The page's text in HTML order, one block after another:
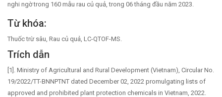
nghi ngờ trong 160 mẫu rau củ quả, trong 06 tháng đầu năm 2023.
Từ khóa:
Thuốc trừ sâu, Rau củ quả, LC-QTOF-MS.
Trích dẫn
[1]. Ministry of Agricultural and Rural Development (Vietnam), Circular No.
19/2022/TT-BNNPTNT dated December 02, 2022 promulgating lists of
approved and prohibited plant protection chemicals in Vietnam, 2022.